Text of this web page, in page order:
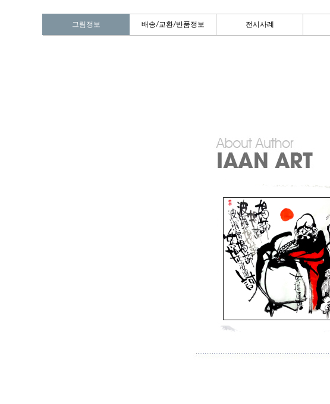
그림정보 배송/교환/반품정보 전시사례